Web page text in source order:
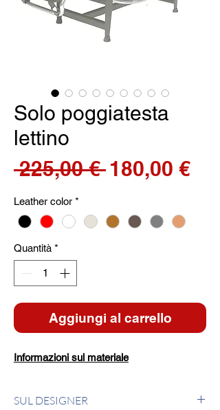
Solo poggiatesta
lettino
225,00 € Prezzo
180,00 €
Leather color *
Quantità *
Aggiungi al carrello
Informazioni sul materiale
SUL DESIGNER